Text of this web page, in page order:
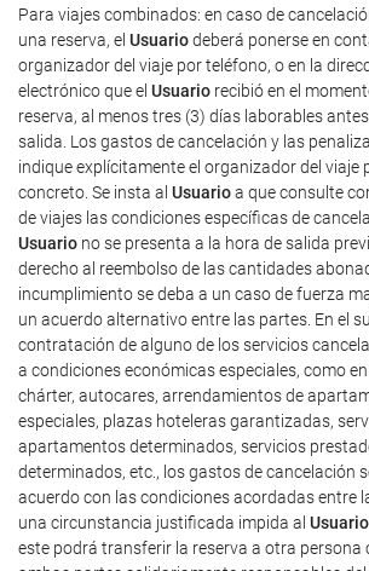
Para viajes combinados: en caso de
una reserva, el Usuariodeberá ponerse en
organizador del viaje por teléfono, o en la
electrónico que el Usuario recibió en el
reserva, al menos tres (3) días laborables
salida. Los gastos de cancelación y las
indique explícitamente el organizador del viaje
concreto. Se insta al Usuarioa que consulte
de viajes las condiciones específicas de
Usuario no se presenta a la hora de salida
derecho al reembolso de las cantidades
incumplimiento se deba a un caso de fuerza
un acuerdo alternativo entre las partes. En el
contratación de alguno de los servicios
a condiciones económicas especiales, como
chárter, autocares, arrendamientos de
especiales, plazas hoteleras garantizadas,
apartamentos determinados, servicios
determinados, etc., los gastos de cancelación
acuerdo con las condiciones acordadas entre
una circunstancia justificada impida al Usuario
este podrá transferir la reserva a otra persona